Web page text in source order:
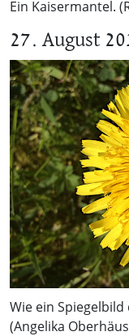
Ein Kaisermantel.
27. August
Wie ein
(Angelika